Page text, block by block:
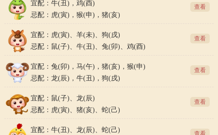
宜配：牛(丑)，鸡(酉)
忌配：虎(寅)，猴(申)，猪(亥)
查看
宜配：虎(寅)、羊(未)、狗(戌)
忌配：鼠(子)、牛(丑)、兔(卯)、鸡(酉)
查看
宜配：兔(卯)，马(午)，猪(亥)，猴(申)
忌配：龙(辰)，牛(丑)，狗(戌)
查看
宜配：鼠(子)、龙(辰)
忌配：虎(寅)、猪(亥)、蛇(己)
查看
宜配：牛(丑)、龙(辰)、蛇(己)